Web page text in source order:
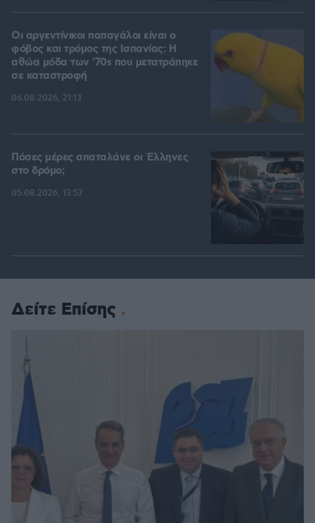
Οι αργεντίνικοι παπαγάλοι είναι ο
φόβος και τρόμος της Ισπανίας: Η
αθώα μόδα των '70s που μετατράπηκε
σε καταστροφή
06.08.2026, 21:13
Πόσες μέρες σπαταλάνε οι Έλληνες
στο δρόμο;
05.08.2026, 13:57
Δείτε Επίσης